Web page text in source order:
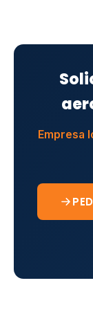
Empresa